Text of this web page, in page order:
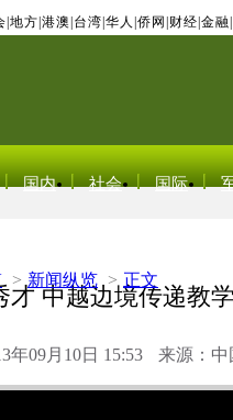
地方 港澳 台湾 华人 侨网 财经 金融
国内 社会 国际
> 新闻纵览 > 正文
才 中越边境传递教
年09月10日 15:53 来源：中